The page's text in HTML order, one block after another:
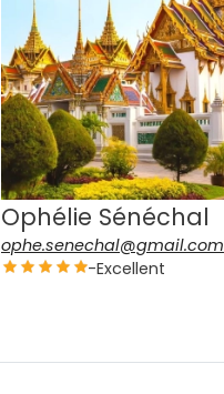
Ophélie Sénéchal
ophe.senechal@gmail.com
-Excellent